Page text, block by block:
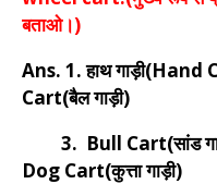
बताओ।)
Ans. 1. हाथ
Cart(बैल गाड़ी)
3. Bull
Dog Cart(कुत्ता गाड़ी)